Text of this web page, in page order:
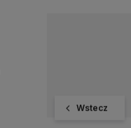
Wstecz